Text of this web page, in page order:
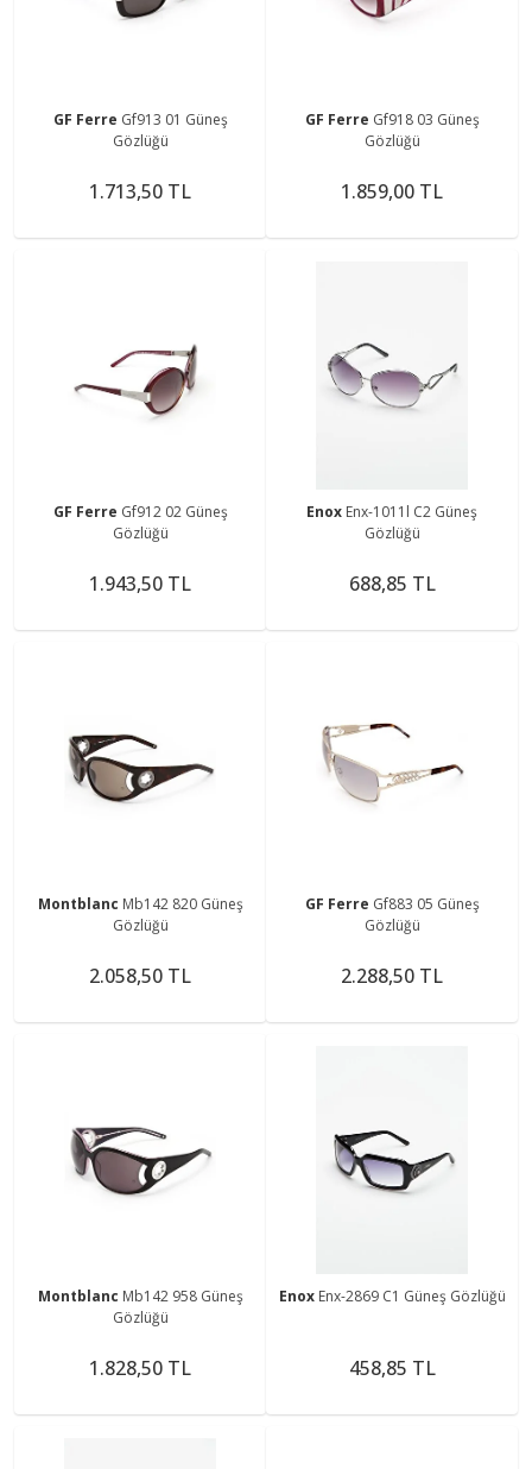
GF Ferre Gf913 01 Güneş
Gözlüğü
1.713,50 TL
GF Ferre Gf918 03 Güneş
Gözlüğü
1.859,00 TL
GF Ferre Gf912 02 Güneş
Gözlüğü
1.943,50 TL
Enox Enx-1011l C2 Güneş
Gözlüğü
688,85 TL
Montblanc Mb142 820 Güneş
Gözlüğü
2.058,50 TL
GF Ferre Gf883 05 Güneş
Gözlüğü
2.288,50 TL
Montblanc Mb142 958 Güneş
Gözlüğü
1.828,50 TL
Enox Enx-2869 C1 Güneş Gözlüğü
458,85 TL